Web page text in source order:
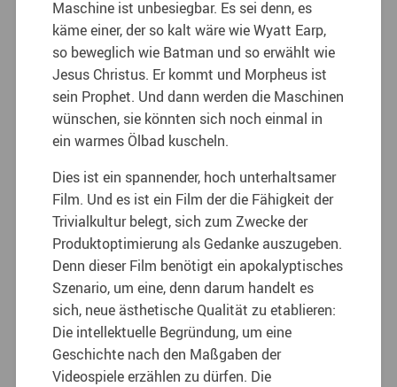
Maschine ist unbesiegbar. Es sei denn, es
käme einer, der so kalt wäre wie Wyatt Earp,
so beweglich wie Batman und so erwählt wie
Jesus Christus. Er kommt und Morpheus ist
sein Prophet. Und dann werden die Maschinen
wünschen, sie könnten sich noch einmal in
ein warmes Ölbad kuscheln.
Dies ist ein spannender, hoch unterhaltsamer
Film. Und es ist ein Film der die Fähigkeit der
Trivialkultur belegt, sich zum Zwecke der
Produktoptimierung als Gedanke auszugeben.
Denn dieser Film benötigt ein apokalyptisches
Szenario, um eine, denn darum handelt es
sich, neue ästhetische Qualität zu etablieren:
Die intellektuelle Begründung, um eine
Geschichte nach den Maßgaben der
Videospiele erzählen zu dürfen. Die